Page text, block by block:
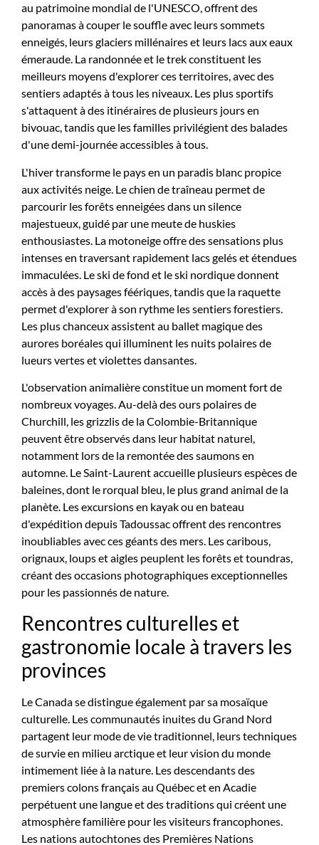
au patrimoine mondial de l'UNESCO, offrent des
panoramas à couper le souffle avec leurs sommets
enneigés, leurs glaciers millénaires et leurs lacs aux eaux
émeraude. La randonnée et le trek constituent les
meilleurs moyens d'explorer ces territoires, avec des
sentiers adaptés à tous les niveaux. Les plus sportifs
s'attaquent à des itinéraires de plusieurs jours en
bivouac, tandis que les familles privilégient des balades
d'une demi-journée accessibles à tous.
L'hiver transforme le pays en un paradis blanc propice
aux activités neige. Le chien de traîneau permet de
parcourir les forêts enneigées dans un silence
majestueux, guidé par une meute de huskies
enthousiastes. La motoneige offre des sensations plus
intenses en traversant rapidement lacs gelés et étendues
immaculées. Le ski de fond et le ski nordique donnent
accès à des paysages féériques, tandis que la raquette
permet d'explorer à son rythme les sentiers forestiers.
Les plus chanceux assistent au ballet magique des
aurores boréales qui illuminent les nuits polaires de
lueurs vertes et violettes dansantes.
L'observation animalière constitue un moment fort de
nombreux voyages. Au-delà des ours polaires de
Churchill, les grizzlis de la Colombie-Britannique
peuvent être observés dans leur habitat naturel,
notamment lors de la remontée des saumons en
automne. Le Saint-Laurent accueille plusieurs espèces de
baleines, dont le rorqual bleu, le plus grand animal de la
planète. Les excursions en kayak ou en bateau
d'expédition depuis Tadoussac offrent des rencontres
inoubliables avec ces géants des mers. Les caribous,
orignaux, loups et aigles peuplent les forêts et toundras,
créant des occasions photographiques exceptionnelles
pour les passionnés de nature.
Rencontres culturelles et
gastronomie locale à travers les
provinces
Le Canada se distingue également par sa mosaïque
culturelle. Les communautés inuites du Grand Nord
partagent leur mode de vie traditionnel, leurs techniques
de survie en milieu arctique et leur vision du monde
intimement liée à la nature. Les descendants des
premiers colons français au Québec et en Acadie
perpétuent une langue et des traditions qui créent une
atmosphère familière pour les visiteurs francophones.
Les nations autochtones des Premières Nations